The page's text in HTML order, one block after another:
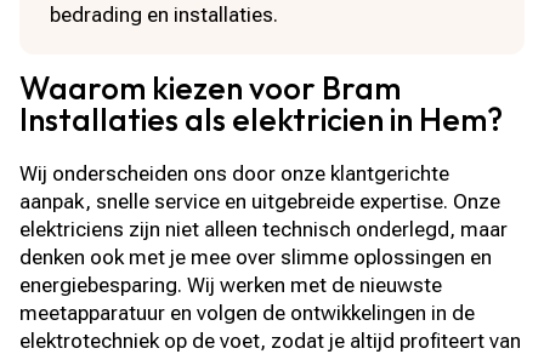
bedrading en installaties.
Waarom kiezen voor Bram
Installaties als elektricien in Hem?
Wij onderscheiden ons door onze klantgerichte
aanpak, snelle service en uitgebreide expertise. Onze
elektriciens zijn niet alleen technisch onderlegd, maar
denken ook met je mee over slimme oplossingen en
energiebesparing. Wij werken met de nieuwste
meetapparatuur en volgen de ontwikkelingen in de
elektrotechniek op de voet, zodat je altijd profiteert van